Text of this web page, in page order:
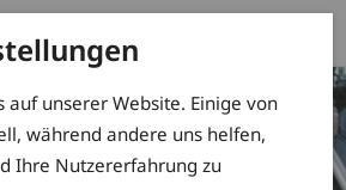
auf unserer Website. Einige von
während andere uns helfen,
Ihre Nutzererfahrung zu